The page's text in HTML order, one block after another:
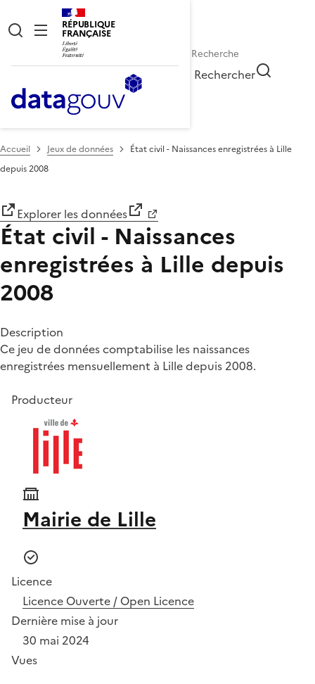
RÉPUBLIQUE
FRANÇAISE
Rechercher
Accueil Jeux de données
État civil - Naissances enregistrées à Lille
depuis 2008
Explorer les données
État civil - Naissances
enregistrées à Lille depuis
2008
Description
Ce jeu de données comptabilise les naissances
enregistrées mensuellement à Lille depuis 2008.
Producteur
Mairie de Lille
Licence
Licence Ouverte / Open Licence
Dernière mise à jour
30 mai 2024
Vues